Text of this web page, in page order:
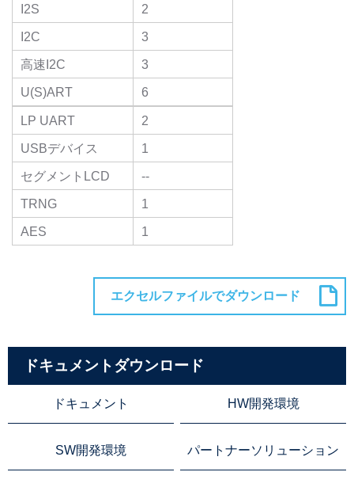
I2S
2
I2C
3
高速I2C
3
U(S)ART
6
LP UART
2
USBデバイス
1
セグメントLCD
--
TRNG
1
AES
1
ドキュメントダウンロード
ドキュメント HW開発環境
SW開発環境 パートナーソリューション